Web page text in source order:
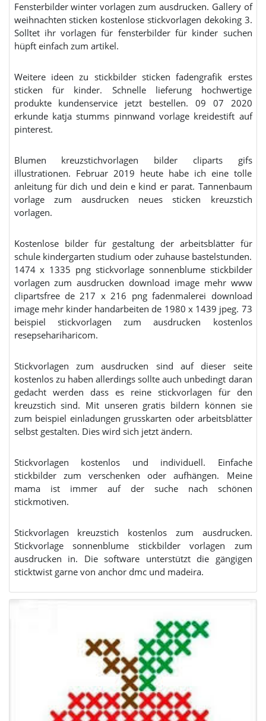
Fensterbilder winter vorlagen zum ausdrucken. Gallery of
weihnachten sticken kostenlose stickvorlagen dekoking 3.
Solltet ihr vorlagen für fensterbilder für kinder suchen
hüpft einfach zum artikel.
Weitere ideen zu stickbilder sticken fadengrafik erstes
sticken für kinder. Schnelle lieferung hochwertige
produkte kundenservice jetzt bestellen. 09 07 2020
erkunde katja stumms pinnwand vorlage kreidestift auf
pinterest.
Blumen kreuzstichvorlagen bilder cliparts gifs
illustrationen. Februar 2019 heute habe ich eine tolle
anleitung für dich und dein e kind er parat. Tannenbaum
vorlage zum ausdrucken neues sticken kreuzstich
vorlagen.
Kostenlose bilder für gestaltung der arbeitsblätter für
schule kindergarten studium oder zuhause bastelstunden.
1474 x 1335 png stickvorlage sonnenblume stickbilder
vorlagen zum ausdrucken download image mehr www
clipartsfree de 217 x 216 png fadenmalerei download
image mehr kinder handarbeiten de 1980 x 1439 jpeg. 73
beispiel stickvorlagen zum ausdrucken kostenlos
resepsehariharicom.
Stickvorlagen zum ausdrucken sind auf dieser seite
kostenlos zu haben allerdings sollte auch unbedingt daran
gedacht werden dass es reine stickvorlagen für den
kreuzstich sind. Mit unseren gratis bildern können sie
zum beispiel einladungen grusskarten oder arbeitsblätter
selbst gestalten. Dies wird sich jetzt ändern.
Stickvorlagen kostenlos und individuell. Einfache
stickbilder zum verschenken oder aufhängen. Meine
mama ist immer auf der suche nach schönen
stickmotiven.
Stickvorlagen kreuzstich kostenlos zum ausdrucken.
Stickvorlage sonnenblume stickbilder vorlagen zum
ausdrucken in. Die software unterstützt die gängigen
sticktwist garne von anchor dmc und madeira.